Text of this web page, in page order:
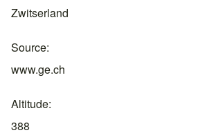
Zwitserland
Source
www.ge.ch
Altitude
388